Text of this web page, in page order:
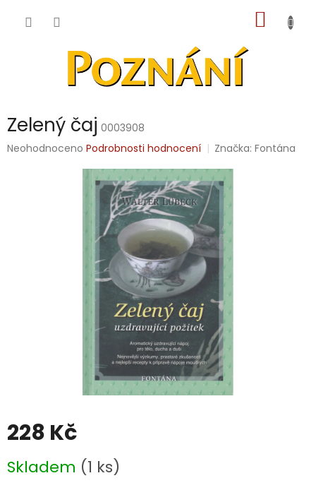
KOŠÍK
Zelený čaj 0003908
Průměrné
Neohodnoceno Podrobnosti hodnocení Značka:Fontána
228 Kč
cena:
Skladem (1 ks)